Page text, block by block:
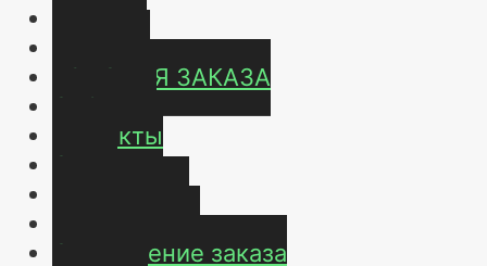
УСЛОВИЯ ЗАКАЗА
ОТЗЫВЫ
Контакты
О нас
Оформление заказа